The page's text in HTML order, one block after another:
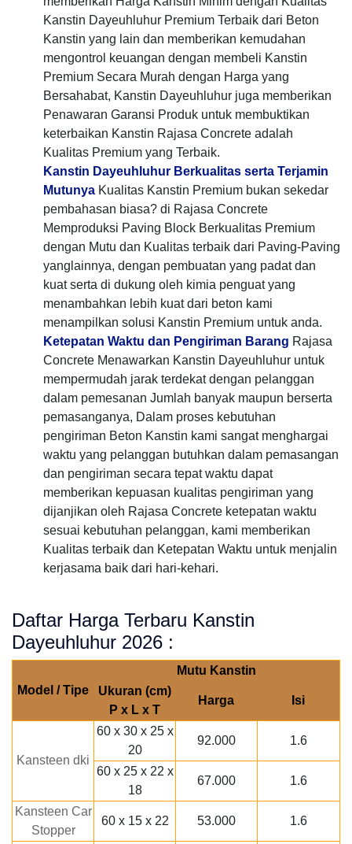
Kanstin Dayeuhluhur Premium Terbaik dari Beton
Kanstin yang lain dan memberikan kemudahan
mengontrol keuangan dengan membeli Kanstin
Premium Secara Murah dengan Harga yang
Bersahabat, Kanstin Dayeuhluhur juga memberikan
Penawaran Garansi Produk untuk membuktikan
keterbaikan Kanstin Rajasa Concrete adalah
Kualitas Premium yang Terbaik.
Kanstin Dayeuhluhur Berkualitas serta Terjamin
Mutunya Kualitas Kanstin Premium bukan sekedar
pembahasan biasa? di Rajasa Concrete
Memproduksi Paving Block Berkualitas Premium
dengan Mutu dan Kualitas terbaik dari Paving-Paving
yanglainnya, dengan pembuatan yang padat dan
kuat serta di dukung oleh kimia penguat yang
menambahkan lebih kuat dari beton kami
menampilkan solusi Kanstin Premium untuk anda.
Ketepatan Waktu dan Pengiriman Barang Rajasa
Concrete Menawarkan Kanstin Dayeuhluhur untuk
mempermudah jarak terdekat dengan pelanggan
dalam pemesanan Jumlah banyak maupun berserta
pemasanganya, Dalam proses kebutuhan
pengiriman Beton Kanstin kami sangat menghargai
waktu yang pelanggan butuhkan dalam pemasangan
dan pengiriman secara tepat waktu dapat
memberikan kepuasan kualitas pengiriman yang
dijanjikan oleh Rajasa Concrete ketepatan waktu
sesuai kebutuhan pelanggan, kami memberikan
Kualitas terbaik dan Ketepatan Waktu untuk menjalin
kerjasama baik dari hari-kehari.
Daftar Harga Terbaru Kanstin
Dayeuhluhur 2026 :
Model / Tipe
Mutu Kanstin
Ukuran (cm)
P x L x T
Harga Isi
Kansteen dki
60 x 30 x 25 x
20
92.000 1.6
60 x 25 x 22 x
18
67.000 1.6
Kansteen Car
Stopper
60 x 15 x 22 53.000 1.6